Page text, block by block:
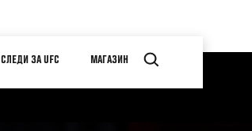
СЛЕДИ ЗА UFC МАГАЗИН